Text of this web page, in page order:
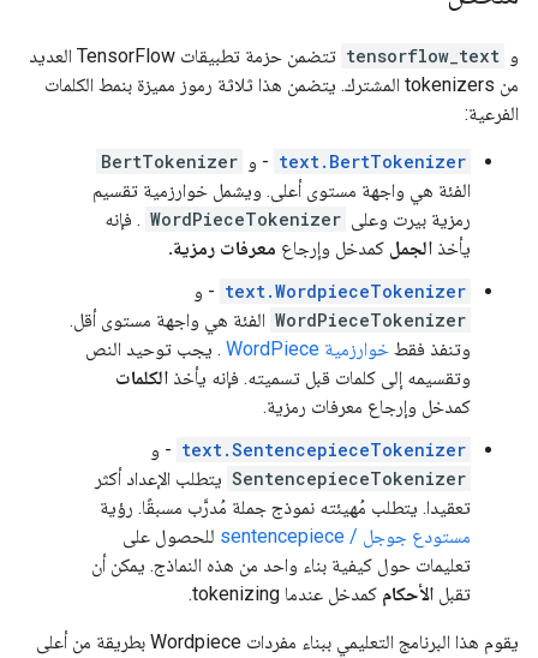
و tensorflow_text
تتضمن حزمة تطبيقات TensorFlow العديد
من tokenizers المشترك. يتضمن هذا ثلاثة رموز مميزة بنمط الكلمات
الفرعية:
text.BertTokenizer - و BertTokenizer
الفئة هي واجهة مستوى أعلى. ويشمل خوارزمية تقسيم
رمزية بيرت وعلى WordPieceTokenizer . فإنه
يأخذ الجمل كمدخل وإرجاع معرفات رمزية.
text.WordpieceTokenizer - و
WordPieceTokenizer الفئة هي واجهة مستوى أقل.
وتنفذ فقط خوارزمية WordPiece
. يجب توحيد النص
وتقسيمه إلى كلمات قبل تسميته. فإنه يأخذ الكلمات
كمدخل وإرجاع معرفات رمزية.
text.SentencepieceTokenizer - و
SentencepieceTokenizer يتطلب الإعداد أكثر
تعقيدا. يتطلب مُهيئته نموذج جملة مُدرَّب مسبقًا. رؤية
مستودع جوجل / sentencepiece
للحصول على
تعليمات حول كيفية بناء واحد من هذه النماذج. يمكن أن
تقبل الأحكام كمدخل عندما tokenizing.
يقوم هذا البرنامج التعليمي ببناء مفردات Wordpiece بطريقة من أعلى